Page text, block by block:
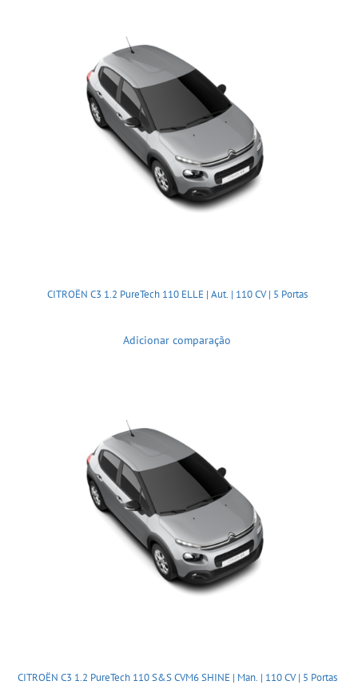
CITROËN C3 1.2 PureTech 110 ELLE | Aut. | 110 CV | 5 Portas
Adicionar comparação
CITROËN C3 1.2 PureTech 110 S&S CVM6 SHINE | Man. | 110 CV | 5 Portas